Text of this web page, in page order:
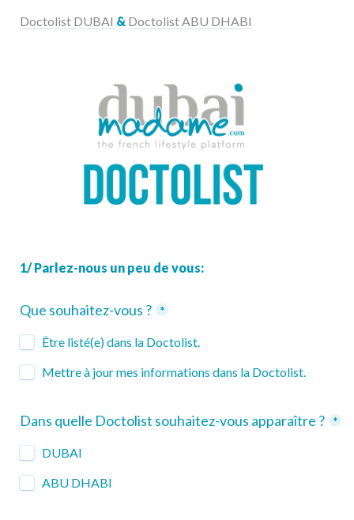
Doctolist DUBAI & Doctolist ABU DHABI
1/ Parlez-nous un peu de vous:
Que souhaitez-vous ? *
Être listé(e) dans la Doctolist.
Mettre à jour mes informations dans la Doctolist.
Dans quelle Doctolist souhaitez-vous apparaître ? *
DUBAI
ABU DHABI